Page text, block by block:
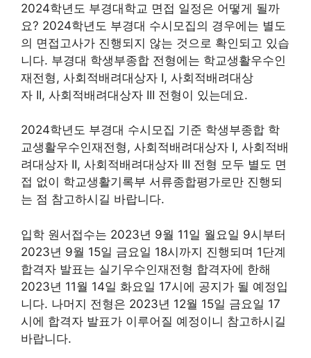
2024학년도 부경대학교 면접 일정은 어떻게 될까
요? 2024학년도 부경대 수시모집의 경우에는 별도
의 면접고사가 진행되지 않는 것으로 확인되고 있습
니다. 부경대 학생부종합 전형에는 학교생활우수인
재전형, 사회적배려대상자 I, 사회적배려대상
자 II, 사회적배려대상자 III 전형이 있는데요.
2024학년도 부경대 수시모집 기준 학생부종합 학
교생활우수인재전형, 사회적배려대상자 I, 사회적배
려대상자 II, 사회적배려대상자 III 전형 모두 별도 면
접 없이 학교생활기록부 서류종합평가로만 진행되
는 점 참고하시길 바랍니다.
입학 원서접수는 2023년 9월 11일 월요일 9시부터
2023년 9월 15일 금요일 18시까지 진행되며 1단계
합격자 발표는 실기우수인재전형 합격자에 한해
2023년 11월 14일 화요일 17시에 공지가 될 예정입
니다. 나머지 전형은 2023년 12월 15일 금요일 17
시에 합격자 발표가 이루어질 예정이니 참고하시길
바랍니다.